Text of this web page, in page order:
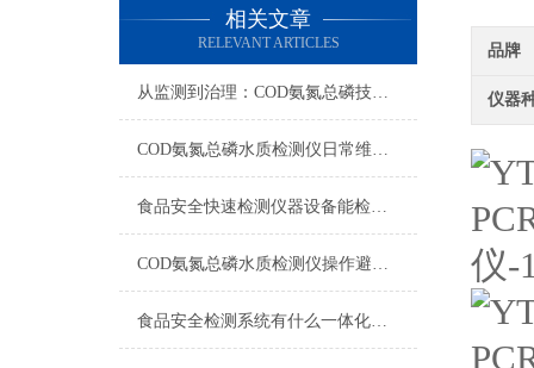
相关文章
RELEVANT ARTICLES
从监测到治理：COD氨氮总磷技术的双领域实战解析
COD氨氮总磷水质检测仪日常维护与试剂管理，降低故障率就靠这几招
食品安全快速检测仪器设备能检什么？一张表说清适用范围
COD氨氮总磷水质检测仪操作避坑指南：这几个步骤直接影响数据准确性
食品安全检测系统有什么一体化配置·2023仪器仪表推荐·山东云唐
品牌
仪器